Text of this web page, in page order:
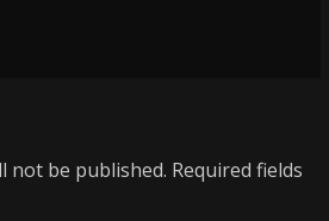
not be published. Required fields